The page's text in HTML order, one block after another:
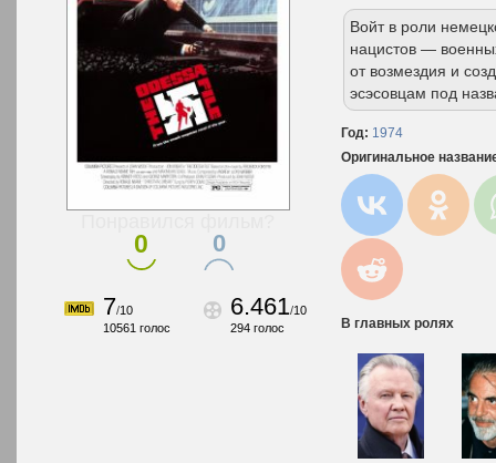
0 0
7/10
10561 голос
6.461/10
294 голос
Войт в роли
нацистов —
от возмездия и
эсэсовцам под
Год: 1974
Оригинальное
В главных ролях